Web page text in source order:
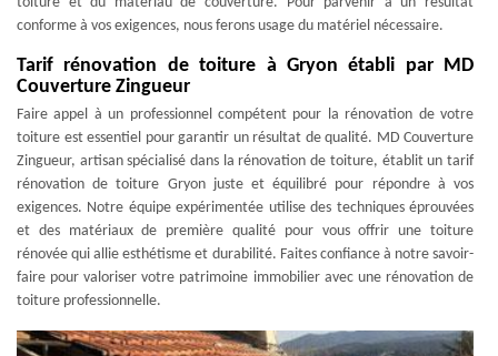
conforme à vos exigences, nous ferons usage du matériel nécessaire.
Tarif rénovation de toiture à Gryon établi par MD
Couverture Zingueur
Faire appel à un professionnel compétent pour la rénovation de votre
toiture est essentiel pour garantir un résultat de qualité. MD Couverture
Zingueur, artisan spécialisé dans la rénovation de toiture, établit un tarif
rénovation de toiture Gryon juste et équilibré pour répondre à vos
exigences. Notre équipe expérimentée utilise des techniques éprouvées
et des matériaux de première qualité pour vous offrir une toiture
rénovée qui allie esthétisme et durabilité. Faites confiance à notre savoir-
faire pour valoriser votre patrimoine immobilier avec une rénovation de
toiture professionnelle.